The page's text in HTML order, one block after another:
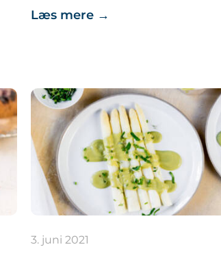
Læs mere →
3. juni 2021